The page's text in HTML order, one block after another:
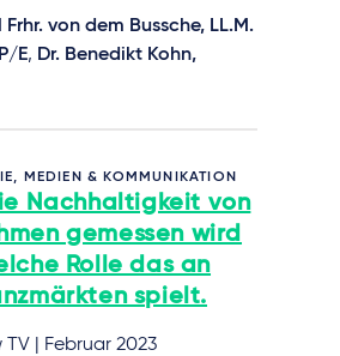
Frhr. von dem Bussche, LL.M.
E, Dr. Benedikt Kohn,
MEDIEN & KOMMUNIKATION
Nachhaltigkeit von
gemessen wird
Rolle das an
spielt.
TV | Februar 2023